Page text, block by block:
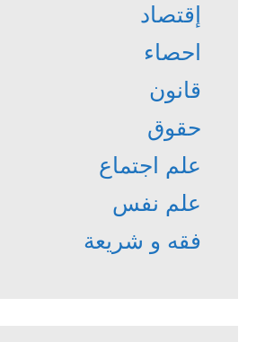
إقتصاد
احصاء
قانون
حقوق
علم اجتماع
علم نفس
فقه و شريعة